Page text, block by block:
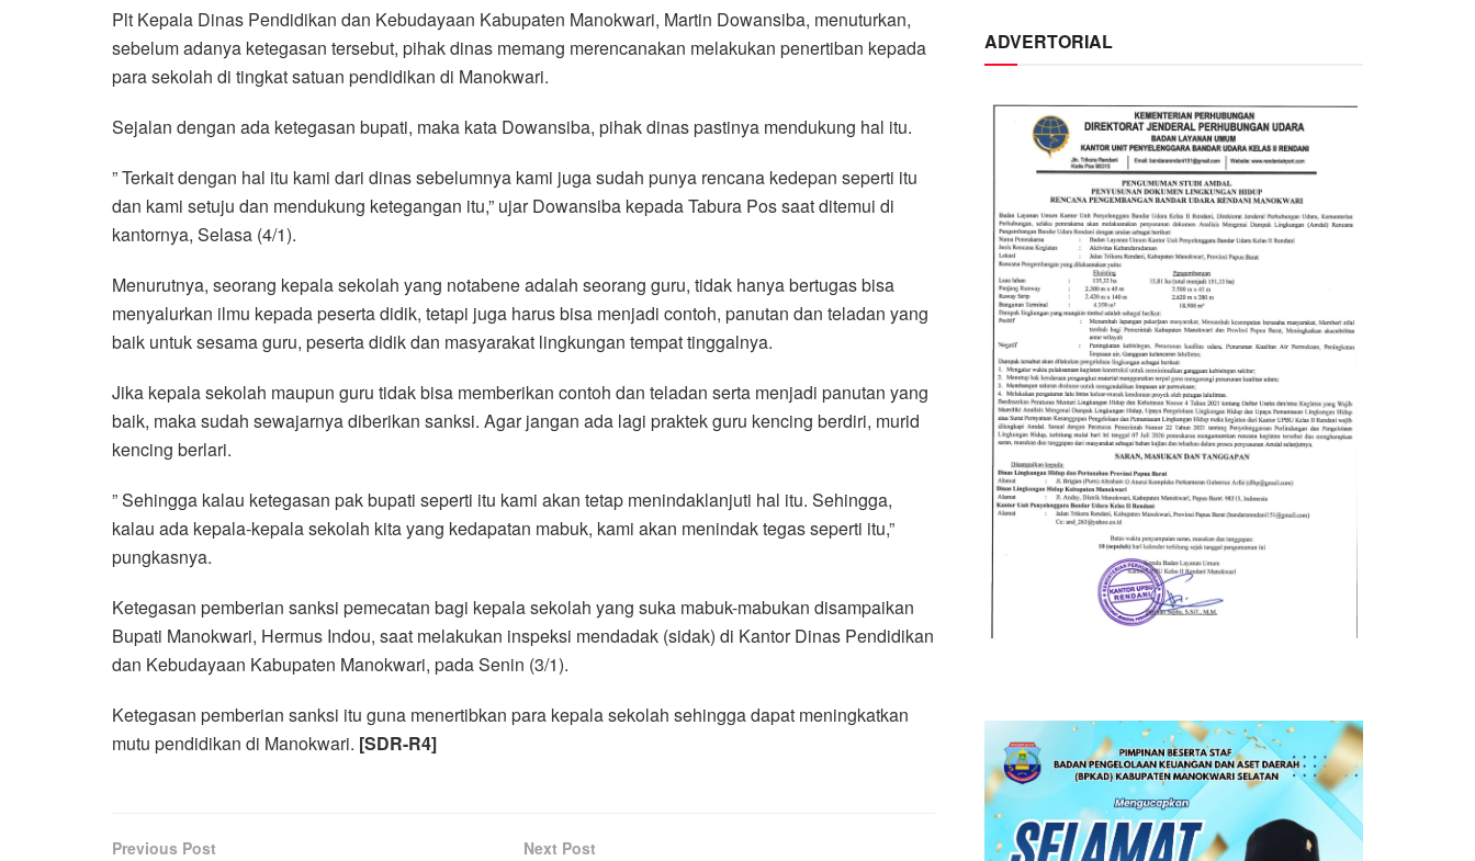
Plt Kepala Dinas Pendidikan dan Kebudayaan Kabupaten Manokwari, Martin Dowansiba, menuturkan,
sebelum adanya ketegasan tersebut, pihak dinas memang merencanakan melakukan penertiban kepada
para sekolah di tingkat satuan pendidikan di Manokwari.
Sejalan dengan ada ketegasan bupati, maka kata Dowansiba, pihak dinas pastinya mendukung hal itu.
” Terkait dengan hal itu kami dari dinas sebelumnya kami juga sudah punya rencana kedepan seperti itu
dan kami setuju dan mendukung ketegangan itu,” ujar Dowansiba kepada Tabura Pos saat ditemui di
kantornya, Selasa (4/1).
Menurutnya, seorang kepala sekolah yang notabene adalah seorang guru, tidak hanya bertugas bisa
menyalurkan ilmu kepada peserta didik, tetapi juga harus bisa menjadi contoh, panutan dan teladan yang
baik untuk sesama guru, peserta didik dan masyarakat lingkungan tempat tinggalnya.
Jika kepala sekolah maupun guru tidak bisa memberikan contoh dan teladan serta menjadi panutan yang
baik, maka sudah sewajarnya diberikan sanksi. Agar jangan ada lagi praktek guru kencing berdiri, murid
kencing berlari.
” Sehingga kalau ketegasan pak bupati seperti itu kami akan tetap menindaklanjuti hal itu. Sehingga,
kalau ada kepala-kepala sekolah kita yang kedapatan mabuk, kami akan menindak tegas seperti itu,”
pungkasnya.
Ketegasan pemberian sanksi pemecatan bagi kepala sekolah yang suka mabuk-mabukan disampaikan
Bupati Manokwari, Hermus Indou, saat melakukan inspeksi mendadak (sidak) di Kantor Dinas Pendidikan
dan Kebudayaan Kabupaten Manokwari, pada Senin (3/1).
Ketegasan pemberian sanksi itu guna menertibkan para kepala sekolah sehingga dapat meningkatkan
mutu pendidikan di Manokwari. [SDR-R4]
Previous Post Next Post
ADVERTORIAL